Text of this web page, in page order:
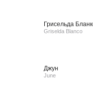
Грисельда
Griselda Blanco
Джун
June